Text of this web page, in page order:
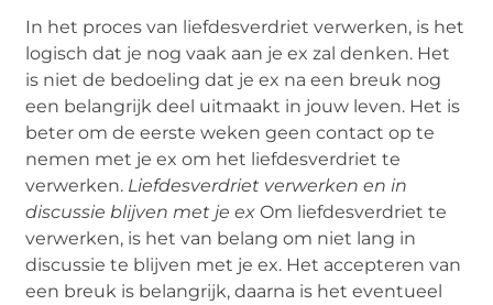
In het proces van liefdesverdriet verwerken, is het
logisch dat je nog vaak aan je ex zal denken. Het
is niet de bedoeling dat je ex na een breuk nog
een belangrijk deel uitmaakt in jouw leven. Het is
beter om de eerste weken geen contact op te
nemen met je ex om het liefdesverdriet te
verwerken. Liefdesverdriet verwerken en in
discussie blijven met je ex Om liefdesverdriet te
verwerken, is het van belang om niet lang in
discussie te blijven met je ex. Het accepteren van
een breuk is belangrijk, daarna is het eventueel